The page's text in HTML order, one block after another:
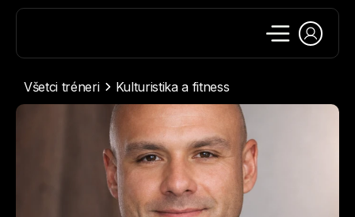
Všetci tréneri Kulturistika a fitness